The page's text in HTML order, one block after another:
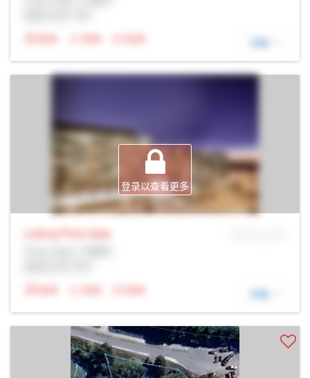
N/A
N/A N/A 详细
登录以查看更多
Listing Price Sale
N/A
N/A N/A 详细